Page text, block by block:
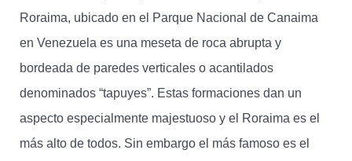
Roraima, ubicado en el Parque Nacional de Canaima
en Venezuela es una meseta de roca abrupta y
bordeada de paredes verticales o acantilados
denominados “tapuyes”. Estas formaciones dan un
aspecto especialmente majestuoso y el Roraima es el
más alto de todos. Sin embargo el más famoso es el